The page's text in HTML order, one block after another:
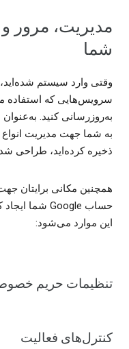
مدیریت، مرور
شما
وقتی وارد سیستم شده‌اید،
سرویس‌هایی که استفاده
ذخیره کرده‌اید، طراحی
همچنین مکانی برایتان
حساب Google شما ایجاد کرده‌ایم.
این موارد می‌شود:
تنظیمات حریم
کنترل‌های فعالیت